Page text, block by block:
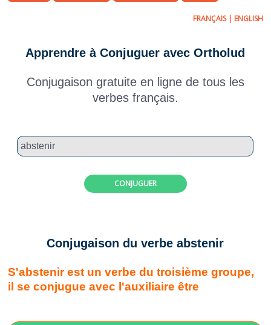
FRANÇAIS| ENGLISH
Apprendre à Conjuguer avec Ortholud
Conjugaison gratuite en ligne de tous les
verbes français.
CONJUGUER
Conjugaison du verbe abstenir
S'abstenir est un verbe du troisième groupe,
il se conjugue avec l'auxiliaire être